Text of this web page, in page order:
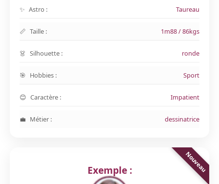
Astro : Taureau
Taille : 1m88 / 86kgs
Silhouette : ronde
Hobbies : Sport
Caractère : Impatient
Métier : dessinatrice
Exemple :